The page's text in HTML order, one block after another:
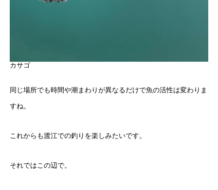
カサゴ
同じ場所でも時間や潮まわりが異なるだけで魚の活性は変わりま
すね。
これからも渡江での釣りを楽しみたいです。
それではこの辺で。